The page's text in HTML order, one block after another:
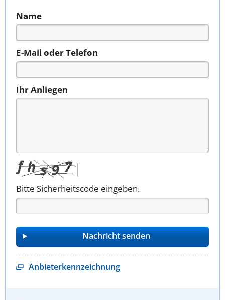
Name
E-Mail oder Telefon
Ihr Anliegen
Bitte Sicherheitscode eingeben.
Anbieterkennzeichnung